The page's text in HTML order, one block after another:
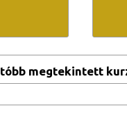
megtekintett